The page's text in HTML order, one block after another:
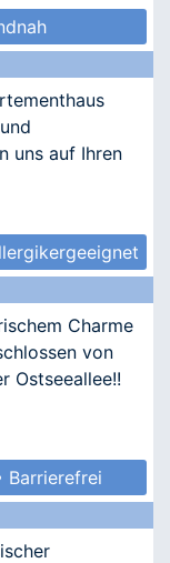
uns auf Ihren
Charme
von
Ostseeallee!!
Barrierefrei